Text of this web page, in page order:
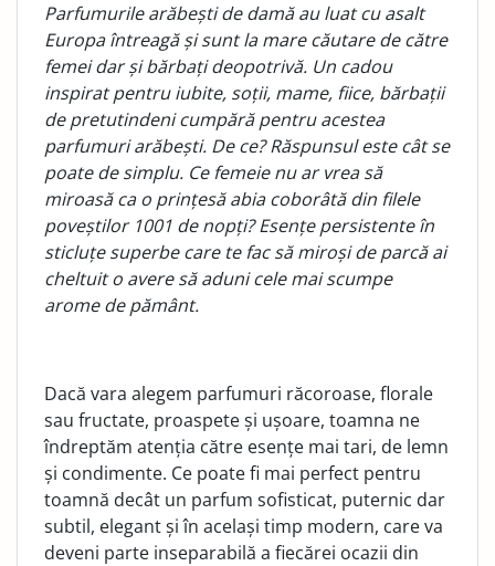
Parfumurile arăbești de damă au luat cu asalt
Europa întreagă și sunt la mare căutare de către
femei dar și bărbați deopotrivă. Un cadou
inspirat pentru iubite, soții, mame, fiice, bărbații
de pretutindeni cumpără pentru acestea
parfumuri arăbești. De ce? Răspunsul este cât se
poate de simplu. Ce femeie nu ar vrea să
miroasă ca o prințesă abia coborâtă din filele
poveștilor 1001 de nopți? Esențe persistente în
sticluțe superbe care te fac să miroși de parcă ai
cheltuit o avere să aduni cele mai scumpe
arome de pământ.
Dacă vara alegem parfumuri răcoroase, florale
sau fructate, proaspete și ușoare, toamna ne
îndreptăm atenția către esențe mai tari, de lemn
și condimente. Ce poate fi mai perfect pentru
toamnă decât un parfum sofisticat, puternic dar
subtil, elegant și în același timp modern, care va
deveni parte inseparabilă a fiecărei ocazii din